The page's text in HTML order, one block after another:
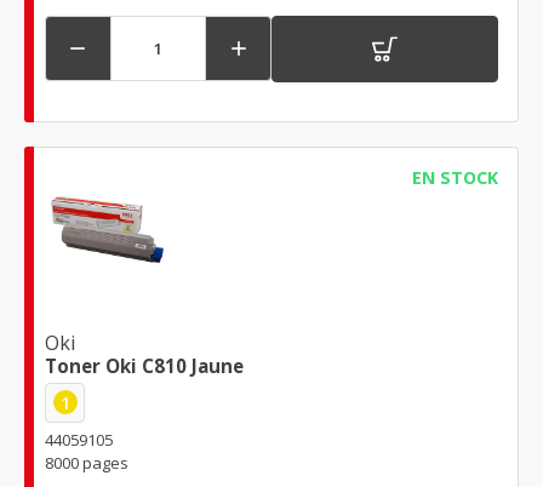
 
EN STOCK
Oki
Toner Oki C810 Jaune
1
44059105
8000 pages